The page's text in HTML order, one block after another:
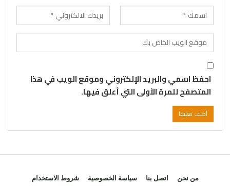
احفظ اسمي والبريد الإلكتروني وموقع الويب في هذا
المتصفح للمرة الأولى التي أعلق فيها.
من نحن اتصل بنا سياسة الخصوصية شروط الاستخدام